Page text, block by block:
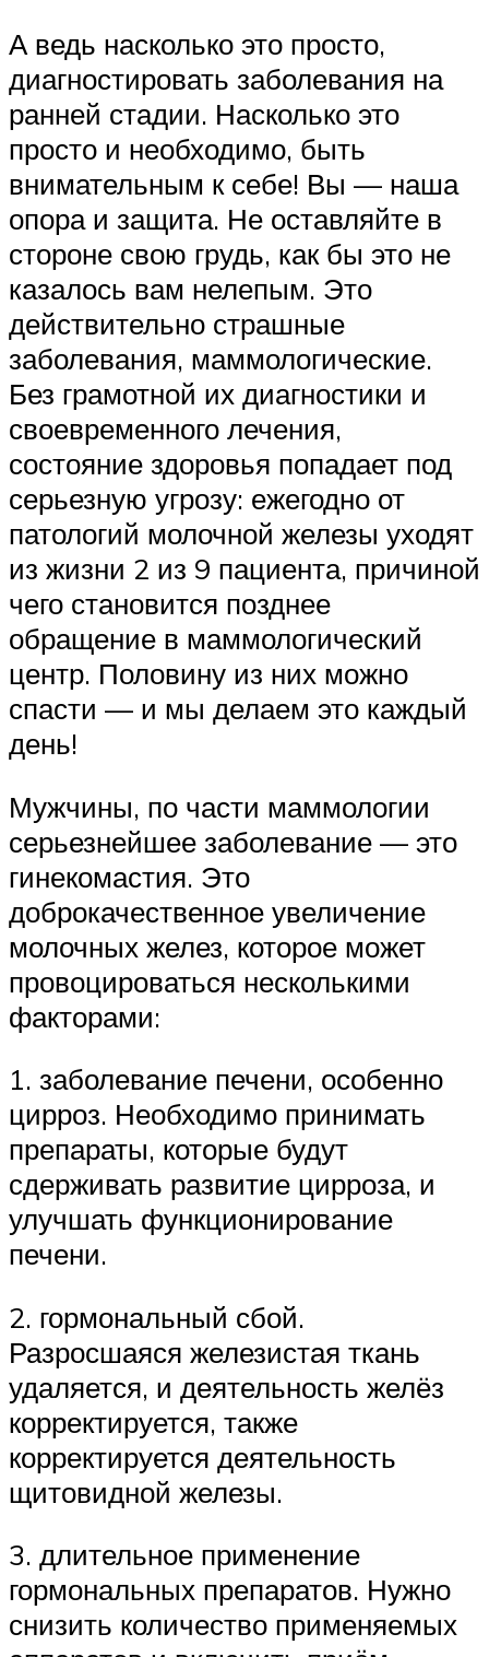
А ведь насколько это просто,
диагностировать заболевания на
ранней стадии. Насколько это
просто и необходимо, быть
внимательным к себе! Вы — наша
опора и защита. Не оставляйте в
стороне свою грудь, как бы это не
казалось вам нелепым. Это
действительно страшные
заболевания, маммологические.
Без грамотной их диагностики и
своевременного лечения,
состояние здоровья попадает под
серьезную угрозу: ежегодно от
патологий молочной железы уходят
из жизни 2 из 9 пациента, причиной
чего становится позднее
обращение в маммологический
центр. Половину из них можно
спасти — и мы делаем это каждый
день!
Мужчины, по части маммологии
серьезнейшее заболевание — это
гинекомастия. Это
доброкачественное увеличение
молочных желез, которое может
провоцироваться несколькими
факторами:
1. заболевание печени, особенно
цирроз. Необходимо принимать
препараты, которые будут
сдерживать развитие цирроза, и
улучшать функционирование
печени.
2. гормональный сбой.
Разросшаяся железистая ткань
удаляется, и деятельность желёз
корректируется, также
корректируется деятельность
щитовидной железы.
3. длительное применение
гормональных препаратов. Нужно
снизить количество применяемых